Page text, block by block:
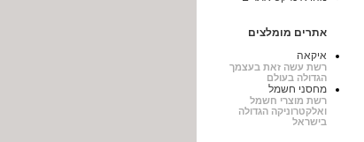
אתרים מומלצים
איקאה
רשת עשה זאת בעצמך
הגדולה בעולם
מחסני חשמל
רשת מוצרי חשמל
ואלקטרוניקה הגדולה
בישראל